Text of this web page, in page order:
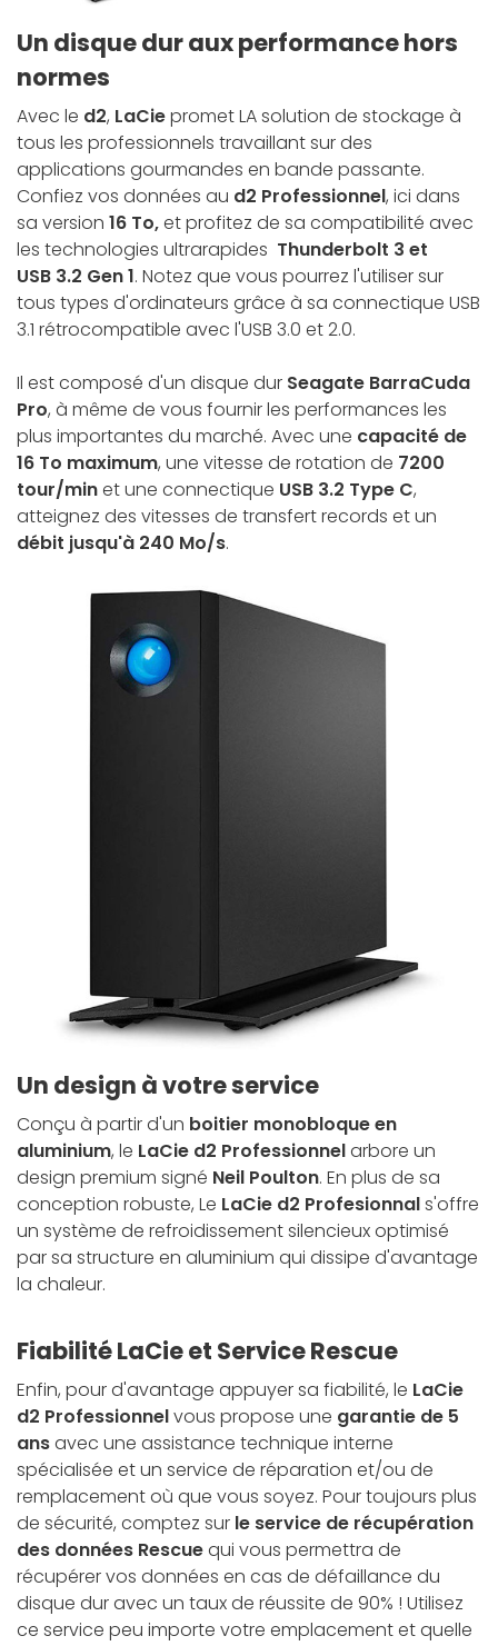
Un disque dur aux performance hors
normes
Avec le d2, LaCiepromet LA solution de stockage à
tous les professionnels travaillant sur des
applications gourmandes en bande passante.
Confiez vos données au d2 Professionnel, ici dans
sa version 16 To,et profitez de sa compatibilité avec
les technologies ultrarapides Thunderbolt 3 et
USB 3.2 Gen 1. Notez que vous pourrez l'utiliser sur
tous types d'ordinateurs grâce à sa connectique USB
3.1 rétrocompatible avec l'USB 3.0 et 2.0.
Il est composé d'un disque dur Seagate BarraCuda
Pro, à même de vous fournir les performances les
plus importantes du marché. Avec une capacité de
16 To maximum, une vitesse de rotation de 7200
tour/minet une connectique USB 3.2 Type C,
atteignez des vitesses de transfert records et un
débit jusqu'à 240 Mo/s.
Un design à votre service
Conçu à partir d'un boitier monobloque en
aluminium, le LaCie d2 Professionnelarbore un
design premium signé Neil Poulton. En plus de sa
conception robuste, Le LaCie d2 Profesionnals'offre
un système de refroidissement silencieux optimisé
par sa structure en aluminium qui dissipe d'avantage
la chaleur.
Fiabilité LaCie et Service Rescue
Enfin, pour d'avantage appuyer sa fiabilité, le LaCie
d2 Professionnelvous propose une garantie de 5
ansavec une assistance technique interne
spécialisée et un service de réparation et/ou de
remplacement où que vous soyez. Pour toujours plus
de sécurité, comptez sur le service de récupération
des données Rescuequi vous permettra de
récupérer vos données en cas de défaillance du
disque dur avec un taux de réussite de 90% ! Utilisez
ce service peu importe votre emplacement et quelle